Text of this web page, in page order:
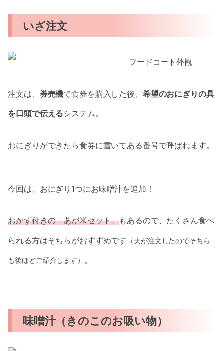
いざ注文
注文は、 券売機で食券を購入した後、 希望のおにぎりの具
を口頭で伝えるシステム。
おにぎりができたら食券に書いてある番号で呼ばれます。
今回は、おにぎり1つにお味噌汁を追加！
おかず付きの「あが米セット」もあるので、たくさん食べ
られる方はそちらがおすすめです （夫が注文したのでそちら
も後ほどご紹介します） 。
味噌汁（きのこのお吸い物）